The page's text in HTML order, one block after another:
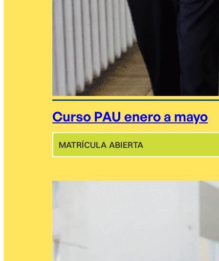
Curso PAU enero a mayo
MATRÍCULA ABIERTA